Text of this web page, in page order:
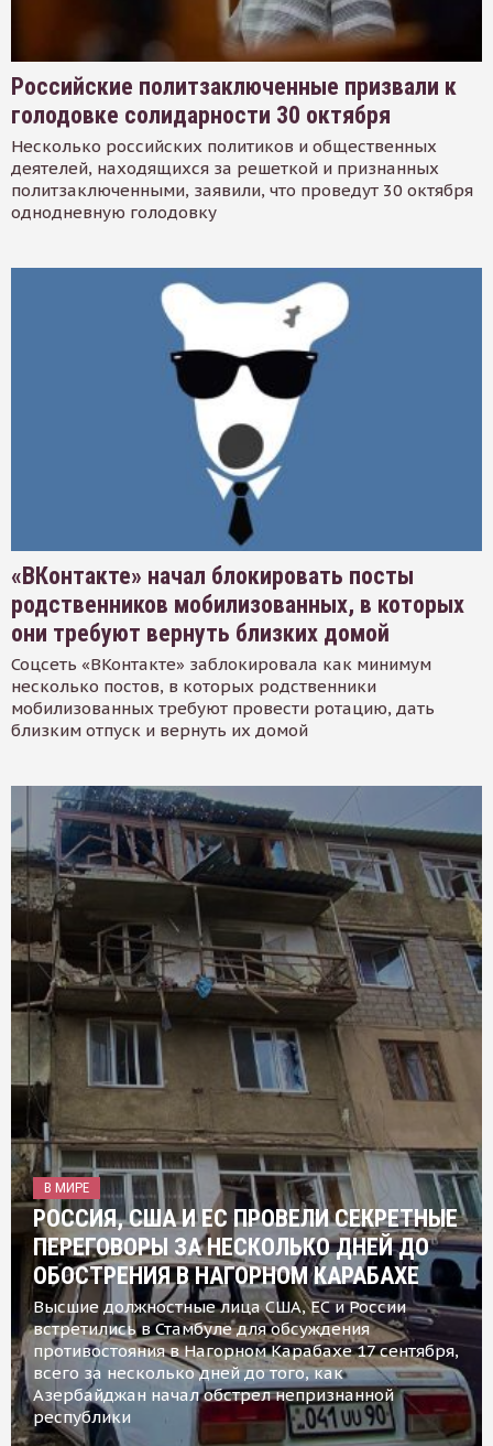
Российские политзаключенные призвали к
голодовке солидарности 30 октября
Несколько российских политиков и общественных
деятелей, находящихся за решеткой и признанных
политзаключенными, заявили, что проведут 30 октября
однодневную голодовку
«ВКонтакте» начал блокировать посты
родственников мобилизованных, в которых
они требуют вернуть близких домой
Соцсеть «ВКонтакте» заблокировала как минимум
несколько постов, в которых родственники
мобилизованных требуют провести ротацию, дать
близким отпуск и вернуть их домой
В МИРЕ
РОССИЯ, США И ЕС ПРОВЕЛИ СЕКРЕТНЫЕ
ПЕРЕГОВОРЫ ЗА НЕСКОЛЬКО ДНЕЙ ДО
ОБОСТРЕНИЯ В НАГОРНОМ КАРАБАХЕ
Высшие должностные лица США, ЕС и России
встретились в Стамбуле для обсуждения
противостояния в Нагорном Карабахе 17 сентября,
всего за несколько дней до того, как
Азербайджан начал обстрел непризнанной
республики